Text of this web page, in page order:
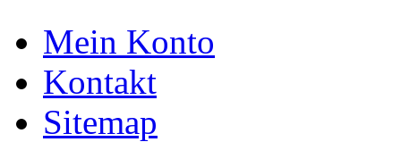
Mein Konto
Kontakt
Sitemap